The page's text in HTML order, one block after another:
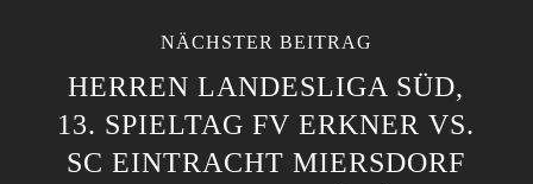
NÄCHSTER BEITRAG
HERREN LANDESLIGA SÜD,
13. SPIELTAG FV ERKNER VS.
SC EINTRACHT MIERSDORF